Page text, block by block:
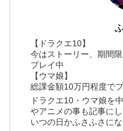
【ドラクエ10】
今はストーリー、期間
プレイ中
【ウマ娘】
総課金額10万円程度で
ドラクエ10・ウマ娘を
やアニメの事も記事にし
いつの日かふさふさに